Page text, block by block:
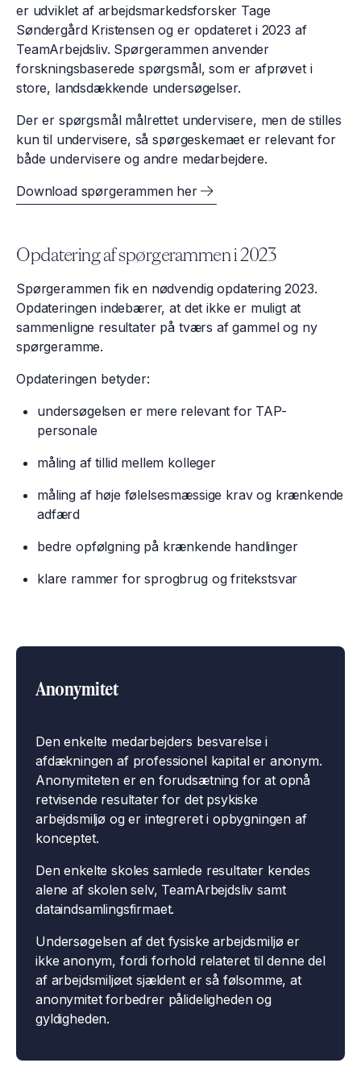
er udviklet af arbejdsmarkedsforsker Tage
Søndergård Kristensen og er opdateret i 2023 af
TeamArbejdsliv. Spørgerammen anvender
forskningsbaserede spørgsmål, som er afprøvet i
store, landsdækkende undersøgelser.
Der er spørgsmål målrettet undervisere, men de stilles
kun til undervisere, så spørgeskemaet er relevant for
både undervisere og andre medarbejdere.
Download spørgerammen her
Opdatering af spørgerammen i 2023
Spørgerammen fik en nødvendig opdatering 2023.
Opdateringen indebærer, at det ikke er muligt at
sammenligne resultater på tværs af gammel og ny
spørgeramme.
Opdateringen betyder:
undersøgelsen er mere relevant for TAP-
personale
måling af tillid mellem kolleger
måling af høje følelsesmæssige krav og krænkende
adfærd
bedre opfølgning på krænkende handlinger
klare rammer for sprogbrug og fritekstsvar
Anonymitet
Den enkelte medarbejders besvarelse i
afdækningen af professionel kapital er anonym.
Anonymiteten er en forudsætning for at opnå
retvisende resultater for det psykiske
arbejdsmiljø og er integreret i opbygningen af
konceptet.
Den enkelte skoles samlede resultater kendes
alene af skolen selv, TeamArbejdsliv samt
dataindsamlingsfirmaet.
Undersøgelsen af det fysiske arbejdsmiljø er
ikke anonym, fordi forhold relateret til denne del
af arbejdsmiljøet sjældent er så følsomme, at
anonymitet forbedrer pålideligheden og
gyldigheden.